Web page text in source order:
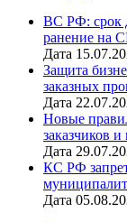
ВС РФ: срок
ранение на
Дата
Защита
заказных
Дата
Новые
заказчиков
Дата
КС РФ
Дата